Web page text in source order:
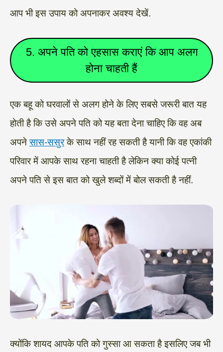
आप भी इस उपाय को अपनाकर अवश्य देखें.
5. अपने पति को एहसास कराएं कि आप अलग
होना चाहती हैं
एक बहू को घरवालों से अलग होने के लिए सबसे जरूरी बात यह
होती है कि उसे अपने पति को यह बता देना चाहिए कि वह अब
अपनेसास-ससुरके साथ नहीं रह सकती है यानी कि वह एकांकी
परिवार में आपके साथ रहना चाहती है लेकिन क्या कोई पत्नी
अपने पति से इस बात को खुले शब्दों में बोल सकती है नहीं.
क्योंकि शायद आपके पति को गुस्सा आ सकता है इसलिए जब भी